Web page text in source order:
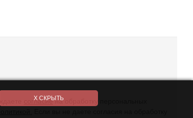
согласиена обработку персональных